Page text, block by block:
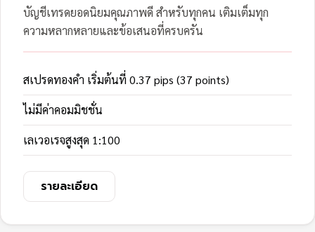
บัญชีเทรดยอดนิยมคุณภาพดี สำหรับทุกคน เติมเต็มทุก
ความหลากหลายและข้อเสนอที่ครบครัน
สเปรดทองคำ เริ่มต้นที่ 0.37 pips (37 points)
ไม่มีค่าคอมมิชชั่น
เลเวอเรจสูงสุด 1:100
รายละเอียด